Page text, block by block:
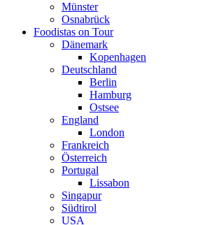
Münster
Osnabrück
Foodistas on Tour
Dänemark
Kopenhagen
Deutschland
Berlin
Hamburg
Ostsee
England
London
Frankreich
Österreich
Portugal
Lissabon
Singapur
Südtirol
USA